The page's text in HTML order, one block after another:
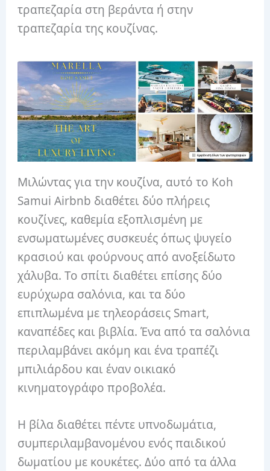
τραπεζαρία στη βεράντα ή στην
τραπεζαρία της κουζίνας.
Μιλώντας για την κουζίνα, αυτό το Koh
Samui Airbnb διαθέτει δύο πλήρεις
κουζίνες, καθεμία εξοπλισμένη με
ενσωματωμένες συσκευές όπως ψυγείο
κρασιού και φούρνους από ανοξείδωτο
χάλυβα. Το σπίτι διαθέτει επίσης δύο
ευρύχωρα σαλόνια, και τα δύο
επιπλωμένα με τηλεοράσεις Smart,
καναπέδες και βιβλία. Ένα από τα σαλόνια
περιλαμβάνει ακόμη και ένα τραπέζι
μπιλιάρδου και έναν οικιακό
κινηματογράφο προβολέα.
Η βίλα διαθέτει πέντε υπνοδωμάτια,
συμπεριλαμβανομένου ενός παιδικού
δωματίου με κουκέτες. Δύο από τα άλλα